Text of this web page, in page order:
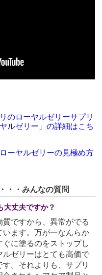
のローヤルゼリーサプリ
ルゼリー」の詳細はこち
ーヤルゼリーの見極め方
・・みんなの質問
大丈夫ですか？
ですから、異常がでる
います。万が一なんらか
に塗るのをストップし
ルゼリーはとても高価で
。それよりも、サプリ